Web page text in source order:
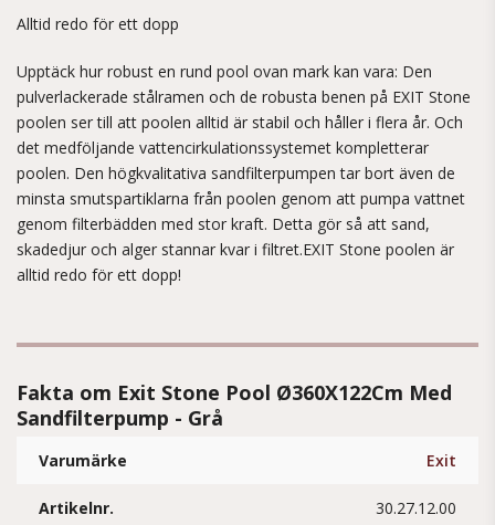
Alltid redo för ett dopp
Upptäck hur robust en rund pool ovan mark kan vara: Den
pulverlackerade stålramen och de robusta benen på EXIT Stone
poolen ser till att poolen alltid är stabil och håller i flera år. Och
det medföljande vattencirkulationssystemet kompletterar
poolen. Den högkvalitativa sandfilterpumpen tar bort även de
minsta smutspartiklarna från poolen genom att pumpa vattnet
genom filterbädden med stor kraft. Detta gör så att sand,
skadedjur och alger stannar kvar i filtret.EXIT Stone poolen är
alltid redo för ett dopp!
Fakta om Exit Stone Pool Ø360X122Cm Med
Sandfilterpump - Grå
Varumärke Exit
Artikelnr. 30.27.12.00